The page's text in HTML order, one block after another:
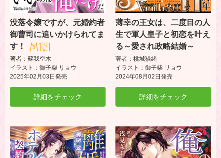
没落令嬢ですが、元婚約者
御曹司に追いかけられてま
す！
著者：蘇我空木
イラスト：御子柴 リョウ
2025年02月03日発売
詳細をチェック
薄幸の王女は、二度目の人
生で軍人皇子と初恋を叶え
る～愛され政略結婚～
著者：桃城猫緒
イラスト：御子柴 リョウ
2024年08月02日発売
詳細をチェック